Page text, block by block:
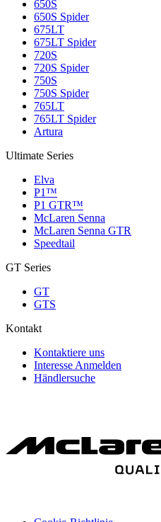
650S
650S Spider
675LT
675LT Spider
720S
720S Spider
750S
750S Spider
765LT
765LT Spider
Artura
Ultimate Series
Elva
P1™
P1 GTR™
McLaren Senna
McLaren Senna GTR
Speedtail
GT Series
GT
GTS
Kontakt
Kontaktiere uns
Interesse Anmelden
Händlersuche